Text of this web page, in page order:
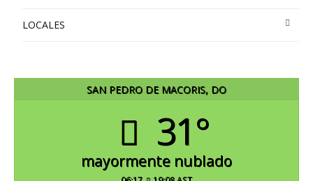
LOCALES
SAN PEDRO DE MACORIS, DO
31°
mayormente nublado